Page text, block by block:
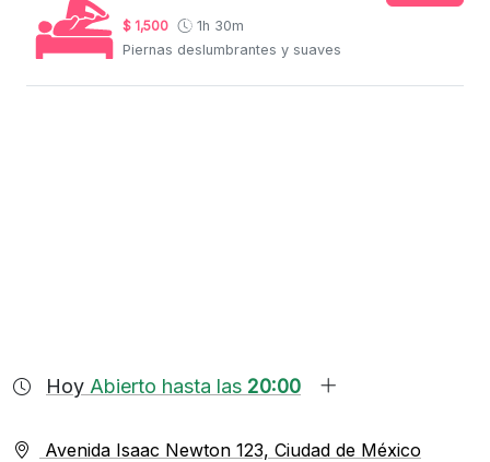
$ 1,500
1h 30m
Piernas deslumbrantes y suaves
Hoy Abierto hasta las 20:00
Avenida Isaac Newton 123, Ciudad de México